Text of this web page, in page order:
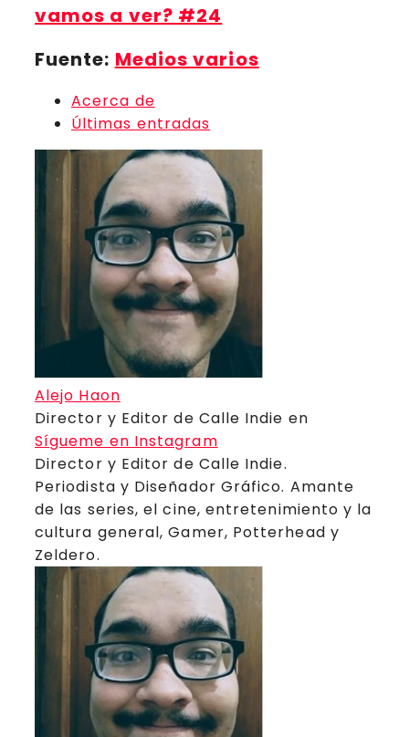
vamos a ver? #24
Fuente: Medios varios
Acerca de
Últimas entradas
Alejo Haon
Director y Editor de Calle Indie en
Sígueme en Instagram
Director y Editor de Calle Indie.
Periodista y Diseñador Gráfico. Amante
de las series, el cine, entretenimiento y la
cultura general, Gamer, Potterhead y
Zeldero.